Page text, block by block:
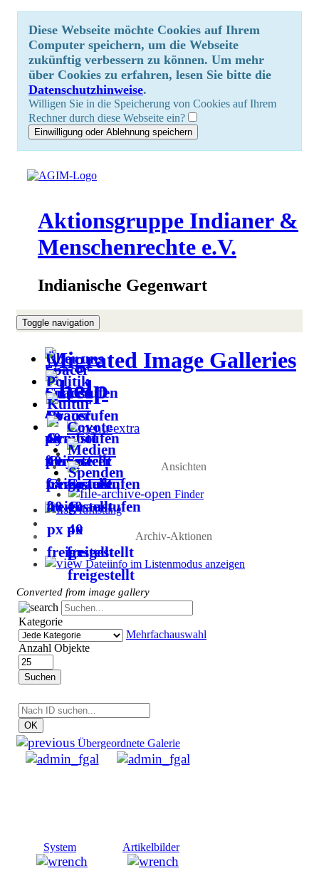
Diese Webseite möchte Cookies auf Ihrem
Computer speichern, um die Webseite
zukünftig verbessern zu können. Um mehr
über Cookies zu erfahren, lesen Sie bitte die
Datenschutzhinweise.
Willigen Sie in die Speicherung von Cookies auf Ihrem
Rechner durch diese Webseite ein?
Aktionsgruppe Indianer &
Menschenrechte e.V.
Indianische Gegenwart
Toggle navigation
Über uns
Politik
Kultur
Coyote
Medien
Spenden
Migrated Image Galleries
Ansichten
Finder
Auflistung
Archiv-Aktionen
Dateiinfo im Listenmodus anzeigen
Converted from image gallery
Kategorie
Mehrfachauswahl
Anzahl Objekte
Suchen
OK
Übergeordnete Galerie
System Artikelbilder